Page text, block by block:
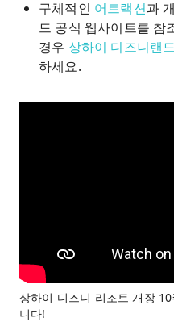
구체적인 어트랙션과
드 공식 웹사이트를 참
경우 상하이 디즈니랜
하세요.
상하이 디즈니 리조트 개장
니다!